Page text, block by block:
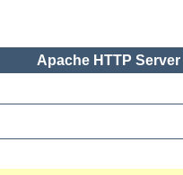
Apache HTTP